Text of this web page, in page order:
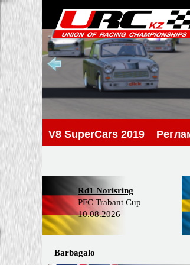
V8 SuperCars 2019
Rd1 Norisring
PFC Trabant Cup
10.08.2026
Barbagalo